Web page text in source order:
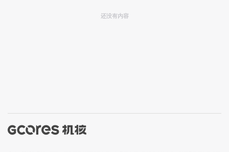
还没有内容